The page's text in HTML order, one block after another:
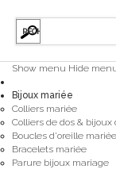
Show menu Hide
Bijoux mariée
Colliers mariée
Colliers de dos & bijoux
Boucles d'oreille mariée
Bracelets mariée
Parure bijoux mariage